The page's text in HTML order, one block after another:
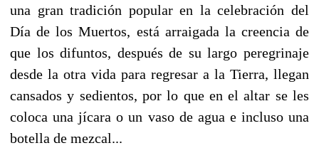
una gran tradición popular en la celebración del
Día de los Muertos, está arraigada la creencia de
que los difuntos, después de su largo peregrinaje
desde la otra vida para regresar a la Tierra, llegan
cansados y sedientos, por lo que en el altar se les
coloca una jícara o un vaso de agua e incluso una
botella de mezcal...